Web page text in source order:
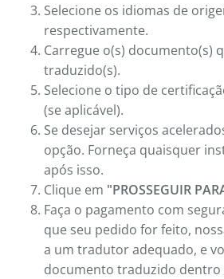
Selecione os idiomas de
respectivamente.
Carregue o(s) documento(s)
traduzido(s).
Selecione o tipo de
(se aplicável).
Se desejar serviços
opção. Forneça quaisquer
após isso.
Clique em "PROSSEGUIR
Faça o pagamento com
que seu pedido for feito,
a um tradutor adequado, e
documento traduzido dentro